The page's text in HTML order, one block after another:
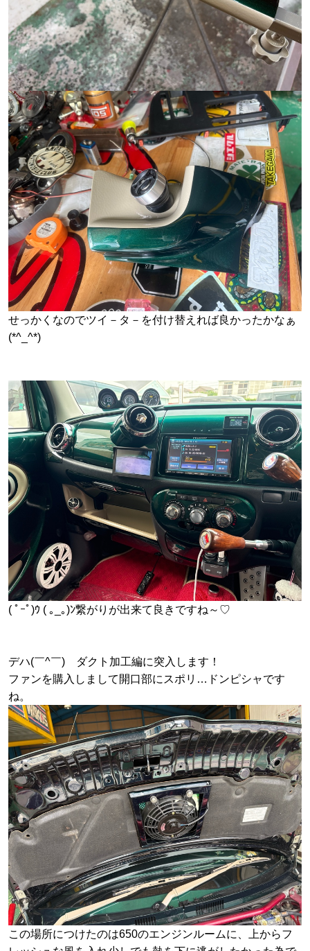
せっかくなのでツイ－タ－を付け替えれば良かったかなぁ
(*^_^*)
( ﾟｰﾟ)ｳ ( ｡_｡)ﾝ繋がりが出来て良きですね～♡
デハ(￣^￣)ゞダクト加工編に突入します！
ファンを購入しまして開口部にスポリ…ドンピシャです
ね。
この場所につけたのは650のエンジンルームに、上からフ